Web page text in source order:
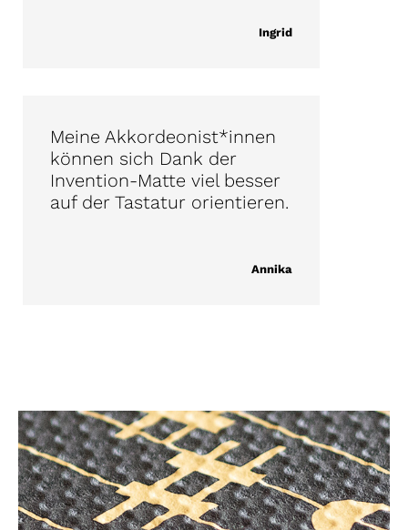
Ingrid
Meine Akkordeonist*innen
können sich Dank der
Invention-Matte viel besser
auf der Tastatur orientieren.
Annika